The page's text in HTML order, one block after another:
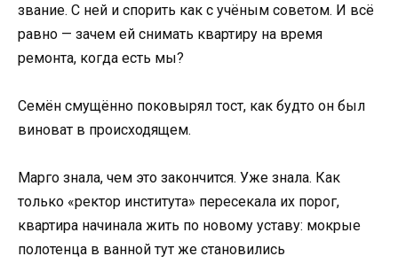
звание. С ней и спорить как с учёным советом. И всё
равно — зачем ей снимать квартиру на время
ремонта, когда есть мы?
Семён смущённо поковырял тост, как будто он был
виноват в происходящем.
Марго знала, чем это закончится. Уже знала. Как
только «ректор института» пересекала их порог,
квартира начинала жить по новому уставу: мокрые
полотенца в ванной тут же становились